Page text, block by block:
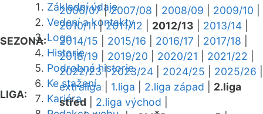
Základní údaje
Vedení a kontakty
Logo
Historie
Podrobná historie
Ke stažení
Kariéra
SEZONA:
2006/07|2007/08 2008/09 2009/10
2010/11|2011/12 2012/13 2013/14
2014/15
2015/16 2016/17 2017/18
2018/19
2019/20 2020/21 2021/22
2022/23|2023/24 2024/25 2025/26
LIGA:
extraliga 1.liga 2.liga západ
2.liga
střed
2.liga východ